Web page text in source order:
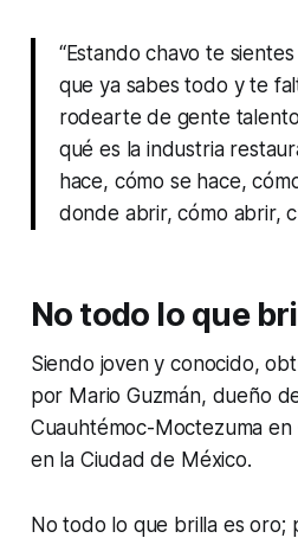
“Estando chavo te
que ya sabes todo y te
rodearte de gente
qué es la industria
hace, cómo se hace,
donde abrir, cómo abrir,
No todo lo que
Siendo joven y conocido,
por Mario Guzmán, dueño
Cuauhtémoc-Moctezuma en
en la Ciudad de México.
No todo lo que brilla es oro;